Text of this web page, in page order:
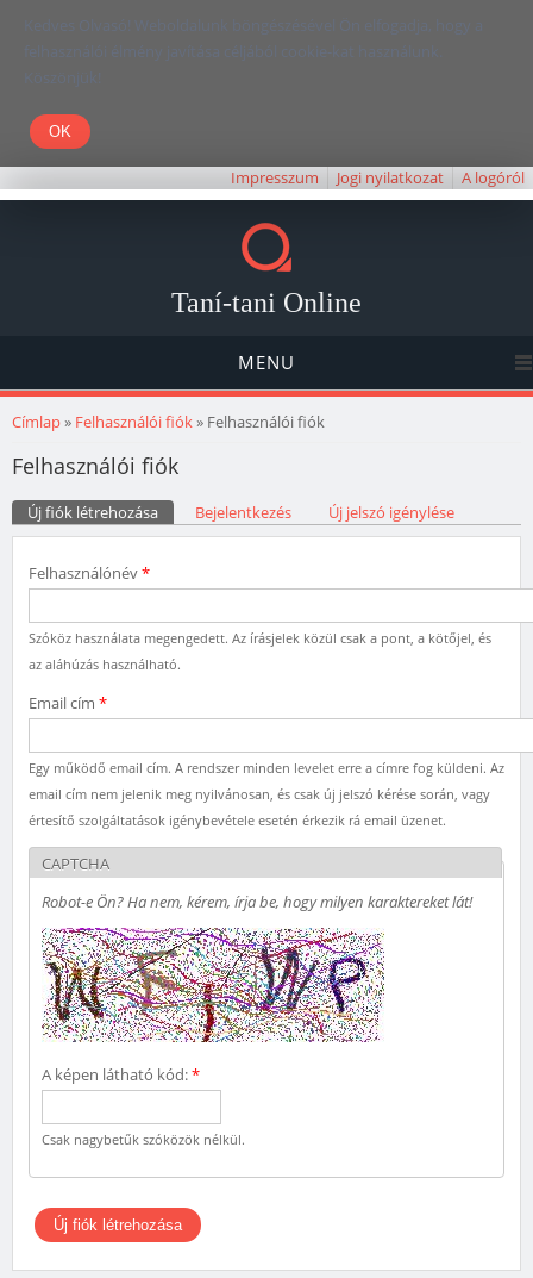
Kedves Olvasó! Weboldalunk böngészésével Ön elfogadja, hogy a
felhasználói élmény javítása céljából cookie-kat használunk.
Köszönjük!
Impresszum Jogi nyilatkozat A logóról
Taní-tani Online
MENU
Jelenlegi hely
Címlap» Felhasználói fiók» Felhasználói fiók
Felhasználói fiók
Elsődleges fülek
Új fiók létrehozása (aktív fül)Bejelentkezés Új jelszó igénylése
Felhasználónév*
Szóköz használata megengedett. Az írásjelek közül csak a pont, a kötőjel, és
az aláhúzás használható.
Email cím *
Egy működő email cím. A rendszer minden levelet erre a címre fog küldeni. Az
email cím nem jelenik meg nyilvánosan, és csak új jelszó kérése során, vagy
értesítő szolgáltatások igénybevétele esetén érkezik rá email üzenet.
CAPTCHA
Robot-e Ön? Ha nem, kérem, írja be, hogy milyen karaktereket lát!
A képen látható kód:*
Csak nagybetűk szóközök nélkül.